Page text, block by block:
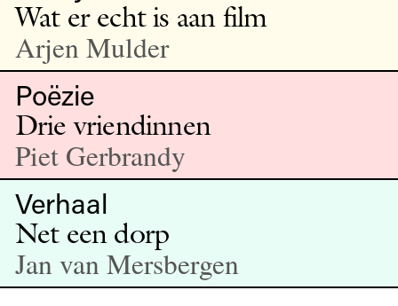
Wat er echt is aan film
Arjen Mulder
Poëzie
Drie vriendinnen
Piet Gerbrandy
Verhaal
Net een dorp
Jan van Mersbergen